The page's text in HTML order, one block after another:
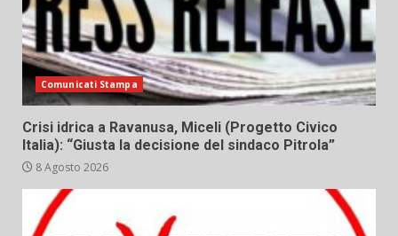
Comunicati Stampa
Crisi idrica a Ravanusa, Miceli (Progetto Civico
Italia): “Giusta la decisione del sindaco Pitrola”
8 Agosto 2026